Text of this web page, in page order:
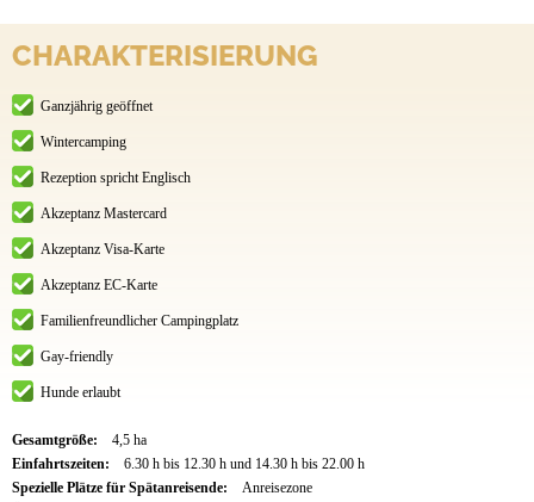
CHARAKTERISIERUNG
Ganzjährig geöffnet
Wintercamping
Rezeption spricht Englisch
Akzeptanz Mastercard
Akzeptanz Visa-Karte
Akzeptanz EC-Karte
Familienfreundlicher Campingplatz
Gay-friendly
Hunde erlaubt
Gesamtgröße:
4,5 ha
Einfahrtszeiten:
6.30 h bis 12.30 h und 14.30 h bis 22.00 h
Spezielle Plätze für Spätanreisende:
Anreisezone